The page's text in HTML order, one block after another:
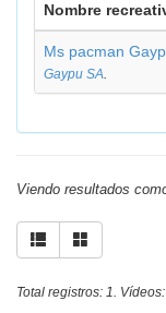
Nombre
Ms pacman
Gaypu SA.
Viendo resultados
Total registros: 1. Vídeos: